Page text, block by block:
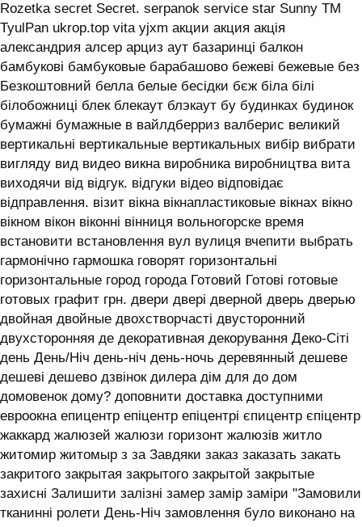
Rozetka secret Secret. serpanok service star Sunny TM
TyulPan ukrop.top vita yjxm акции акция акція
александрия алсер арциз аут базаринці балкон
бамбукові бамбуковые барабашово бежеві бежевые без
Безкоштовний белла белые бесідки бєж біла білі
білобожниці блек блекаут блэкаут бу будинках будинок
бумажні бумажные в вайлдберриз валберис великий
вертикальні вертикальные вертикальных вибір вибрати
вигляду вид видео викна виробника виробництва вита
виходячи від відгук. відгуки відео відповідає
відправлення. візит вікна вікнапластиковые вікнах вікно
вікном вікон віконні вінниця вольногорске время
встановити встановлення вул вулиця вчепити выбрать
гармонічно гармошка говорят горизонтальні
горизонтальные город города Готовий Готові готовые
готовых графит грн. двери двері дверной дверь дверью
двойная двойные двохстворчасті двусторонний
двухсторонняя де декоративная декорування Деко-Сіті
день День/Ніч день-ніч день-ночь деревянный дешеве
дешеві дешево дзвінок дилера дім для до дом
домовенок дому? доповнити доставка доступними
евроокна епицентр епіцентр епіцентрі єпицентр єпіцентр
жаккард жалюзей жалюзи горизонт жалюзів житло
житомир житомыр з за Завдяки заказ заказать закать
закритого закрытая закрытого закрытой закрытые
захисні Залишити залізні замер замір заміри "Замовили
тканинні ролети День-Ніч замовлення було виконано на